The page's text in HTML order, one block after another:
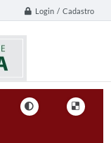
Login / Cadastro